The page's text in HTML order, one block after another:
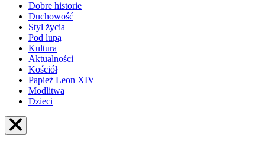
Dobre historie
Duchowość
Styl życia
Pod lupą
Kultura
Aktualności
Kościół
Papież Leon XIV
Modlitwa
Dzieci